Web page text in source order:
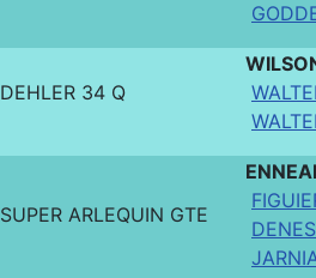
DEHLER 34 Q
SUPER ARLEQUIN GTE